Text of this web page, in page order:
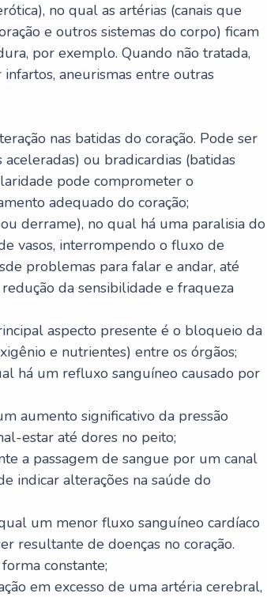
no qual as artérias (canais que
e outros sistemas do corpo) ficam
por exemplo. Quando não tratada,
aneurismas entre outras
nas batidas do coração. Pode ser
ou bradicardias (batidas
pode comprometer o
adequado do coração;
derrame), no qual há uma paralisia do
vasos, interrompendo o fluxo de
problemas para falar e andar, até
da sensibilidade e fraqueza
aspecto presente é o bloqueio da
e nutrientes) entre os órgãos;
há um refluxo sanguíneo causado por
aumento significativo da pressão
estar até dores no peito;
a passagem de sangue por um canal
indicar alterações na saúde do
um menor fluxo sanguíneo cardíaco
resultante de doenças no coração.
constante;
em excesso de uma artéria cerebral,